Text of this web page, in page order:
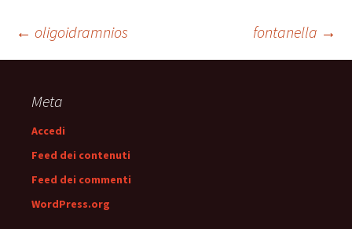
Navigazione
articolo
← oligoidramnios fontanella →
Meta
Accedi
Feed dei contenuti
Feed dei commenti
WordPress.org